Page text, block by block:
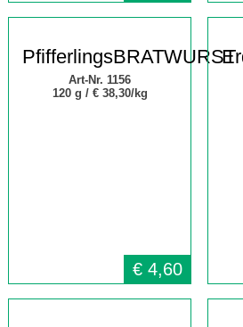
PfifferlingsBRATWURST
Art-Nr. 1156
120 g / € 38,30/kg
€ 4,60